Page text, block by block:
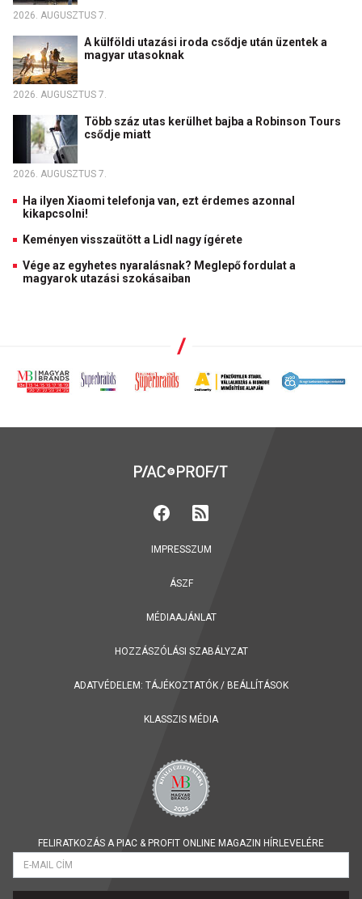
2026. AUGUSZTUS 7.
A külföldi utazási iroda csődje után üzentek a
magyar utasoknak
2026. AUGUSZTUS 7.
Több száz utas kerülhet bajba a Robinson Tours
csődje miatt
2026. AUGUSZTUS 7.
Ha ilyen Xiaomi telefonja van, ezt érdemes azonnal
kikapcsolni!
Keményen visszaütött a Lidl nagy ígérete
Vége az egyhetes nyaralásnak? Meglepő fordulat a
magyarok utazási szokásaiban
IMPRESSZUM
ÁSZF
MÉDIAAJÁNLAT
HOZZÁSZÓLÁSI SZABÁLYZAT
ADATVÉDELEM: TÁJÉKOZTATÓK / BEÁLLÍTÁSOK
KLASSZIS MÉDIA
FELIRATKOZÁS A PIAC & PROFIT ONLINE MAGAZIN HÍRLEVELÉRE